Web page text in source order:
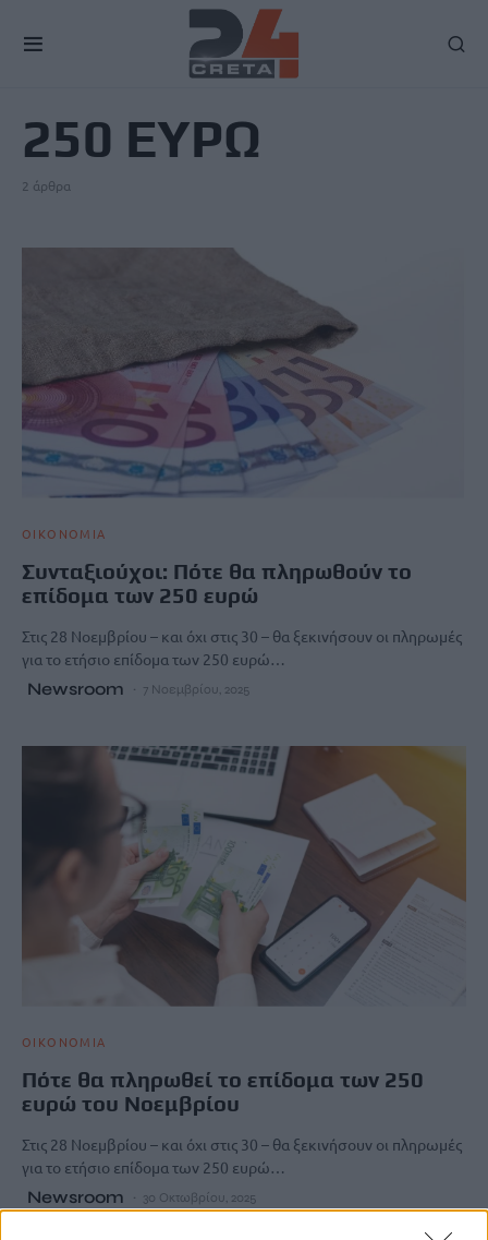
250 ΕΥΡΩ
2 άρθρα
ΟΙΚΟΝΟΜΙΑ
Συνταξιούχοι: Πότε θα πληρωθούν το
επίδομα των 250 ευρώ
Στις 28 Νοεμβρίου – και όχι στις 30 – θα ξεκινήσουν οι πληρωμές
για το ετήσιο επίδομα των 250 ευρώ…
Newsroom 7 Νοεμβρίου, 2025
ΟΙΚΟΝΟΜΙΑ
Πότε θα πληρωθεί το επίδομα των 250
ευρώ του Νοεμβρίου
Στις 28 Νοεμβρίου – και όχι στις 30 – θα ξεκινήσουν οι πληρωμές
για το ετήσιο επίδομα των 250 ευρώ…
Newsroom 30 Οκτωβρίου, 2025